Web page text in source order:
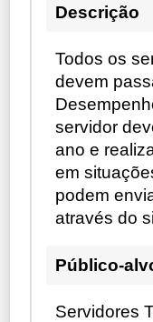
Descrição
Todos os
devem
servidor
ano e
em
podem
através do
Público-
Servidores